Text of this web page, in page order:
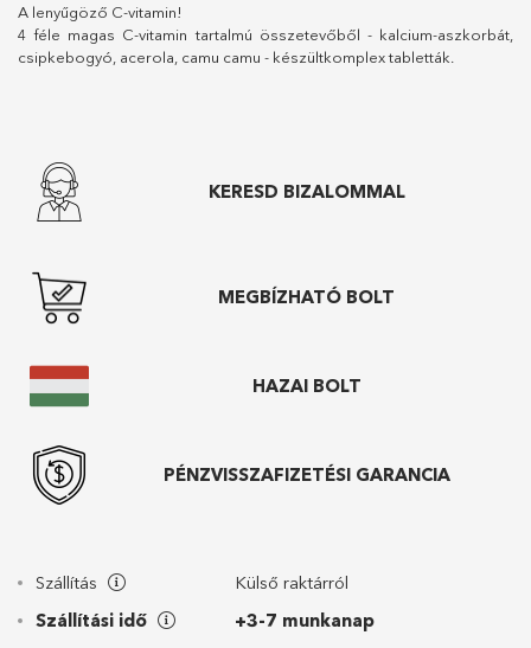
A lenyűgöző C-vitamin!
4 féle magas C-vitamin tartalmú összetevőből - kalcium-aszkorbát,
csipkebogyó, acerola, camu camu - készültkomplex tabletták.
KERESD BIZALOMMAL
MEGBÍZHATÓ BOLT
HAZAI BOLT
PÉNZVISSZAFIZETÉSI GARANCIA
Szállítás
Külső raktárról
Szállítási idő
+3-7 munkanap